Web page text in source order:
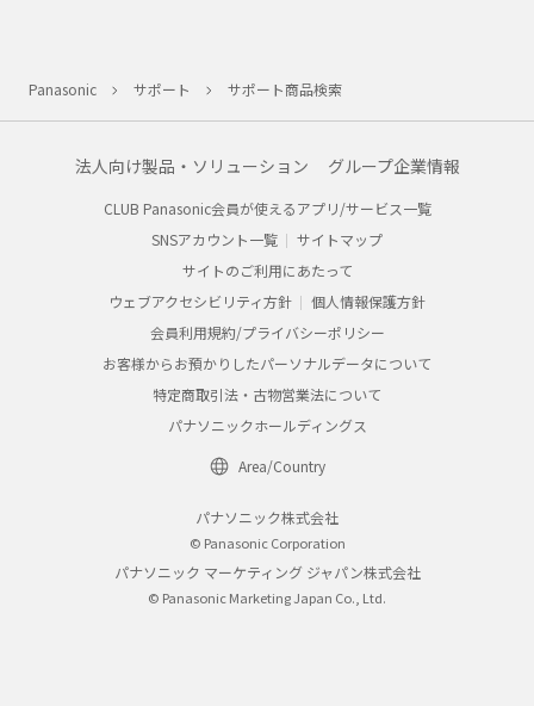
Panasonic サポート サポート商品検索
法人向け製品・ソリューション グループ企業情報
CLUB Panasonic会員が使えるアプリ/サービス一覧
SNSアカウント一覧
サイトマップ
サイトのご利用にあたって
ウェブアクセシビリティ方針
個人情報保護方針
会員利用規約/プライバシーポリシー
お客様からお預かりしたパーソナルデータについて
特定商取引法・古物営業法について
パナソニックホールディングス
Area/Country
パナソニック株式会社
© Panasonic Corporation
パナソニック マーケティング ジャパン株式会社
© Panasonic Marketing Japan Co., Ltd.